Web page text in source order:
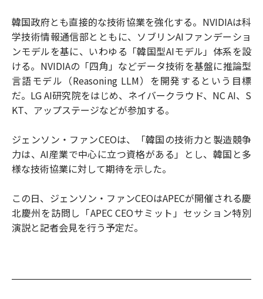
韓国政府とも直接的な技術協業を強化する。NVIDIAは科
学技術情報通信部とともに、ソブリンAIファンデーショ
ンモデルを基に、いわゆる「韓国型AIモデル」体系を設
ける。NVIDIAの「四角」などデータ技術を基盤に推論型
言語モデル（Reasoning LLM）を開発するという目標
だ。LG AI研究院をはじめ、ネイバークラウド、NC AI、S
KT、アップステージなどが参加する。
ジェンソン・ファンCEOは、「韓国の技術力と製造競争
力は、AI産業で中心に立つ資格がある」とし、韓国と多
様な技術協業に対して期待を示した。
この日、ジェンソン・ファンCEOはAPECが開催される慶
北慶州を訪問し「APEC CEOサミット」セッション特別
演説と記者会見を行う予定だ。